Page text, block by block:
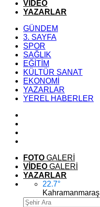
VİDEO
YAZARLAR
GÜNDEM
3. SAYFA
SPOR
SAĞLIK
EĞİTİM
KÜLTÜR SANAT
EKONOMİ
YAZARLAR
YEREL HABERLER
FOTO GALERİ
VİDEO GALERİ
YAZARLAR
22.7°
Kahramanmaraş